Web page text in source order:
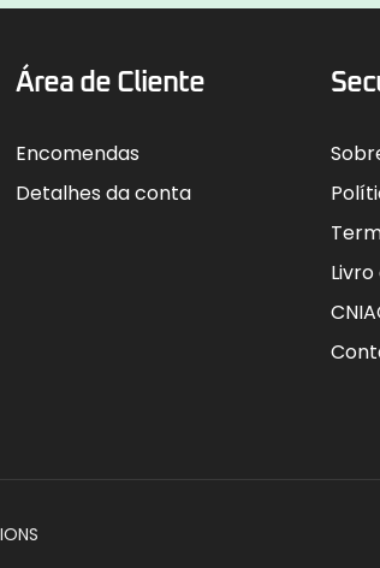
Área de Cliente
Encomendas
Detalhes da conta